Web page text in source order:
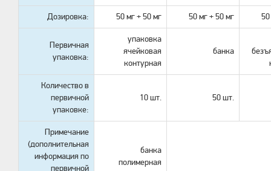
Дозировка: 50 мг + 50 мг 50 мг + 50 мг
Первичная
упаковка:
упаковка
ячейковая
контурная
банка
Количество в
первичной
упаковке:
10 шт. 50 шт.
Примечание
(дополнительная
информация по
первичной
банка
полимерная